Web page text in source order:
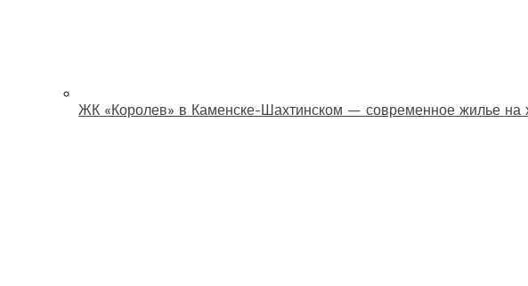
ЖК «Королев» в Каменске-Шахтинском — современное жилье на